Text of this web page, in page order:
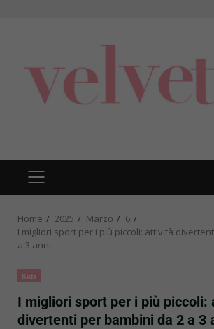
PRIMARY
MENU
Home 2025 Marzo
6
I migliori sport per i più piccoli: attività
a 3 anni
Kids
I migliori sport per i più piccoli:
divertenti per bambini da 2 a 3